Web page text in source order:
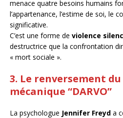
menace quatre besoins humains
l’appartenance, l’estime de soi, le
significative.
C’est une forme de violence
destructrice que la confrontation
« mort sociale ».
3. Le renversement
mécanique “DARVO”
La psychologue Jennifer Freyd a